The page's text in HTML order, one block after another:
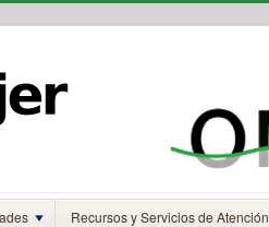
Recursos y Servicios de Atención